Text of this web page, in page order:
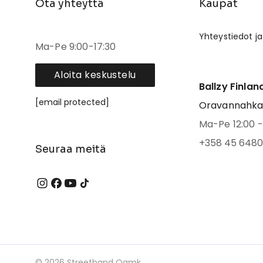
Ota yhteyttä
Ma-Pe 9:00-17:30
Aloita keskustelu
[email protected]
Seuraa meitä
Kaupat
Yhteystiedot
Ballzy
Ma-Pe 12:00 -
+358 45